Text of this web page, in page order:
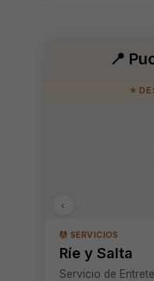
📍
⭐
💆 SERVICIOS
Ríe y Salta
Servicio de
‹